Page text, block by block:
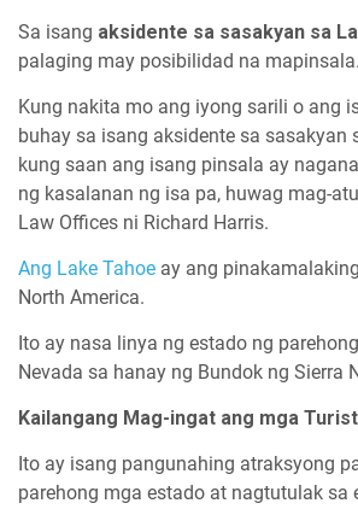
Sa isang aksidente sa sasakyan sa
palaging may posibilidad na mapinsala.
Kung nakita mo ang iyong sarili o ang
buhay sa isang aksidente sa sasakyan
kung saan ang isang pinsala ay
ng kasalanan ng isa pa, huwag mag-
Law Offices ni Richard Harris.
Ang Lake Tahoe ay ang
North America.
Ito ay nasa linya ng estado ng
Nevada sa hanay ng Bundok ng Sierra
Kailangang Mag-ingat ang mga
Ito ay isang pangunahing atraksyong
parehong mga estado at nagtutulak sa